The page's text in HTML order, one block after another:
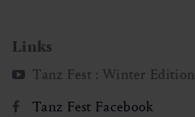
Links
Tanz Fest : Winter Edition
Tanz Fest Facebook